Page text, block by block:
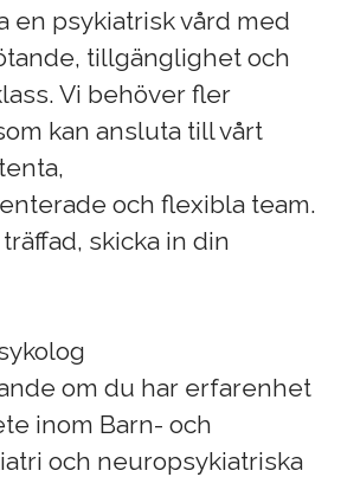
en psykiatrisk vård med
tillgänglighet och
Vi behöver fler
kan ansluta till vårt
och flexibla team.
skicka in din
om du har erfarenhet
inom Barn- och
och neuropsykiatriska